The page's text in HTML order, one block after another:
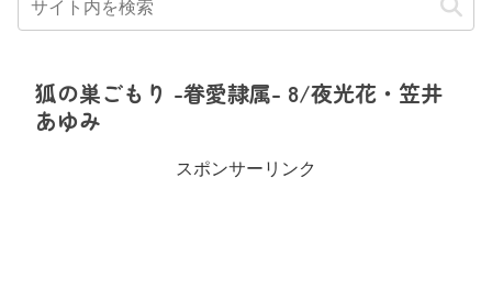
狐の巣ごもり -眷愛隷属- 8/夜光花・笠井
あゆみ
スポンサーリンク